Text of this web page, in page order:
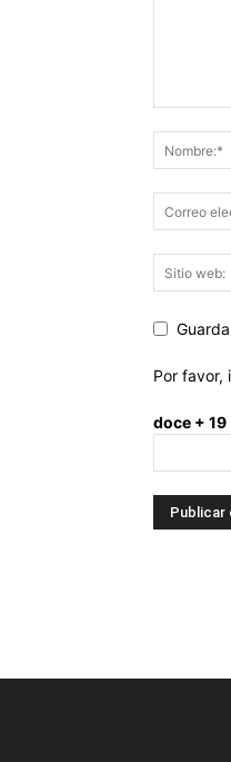
Por favor,
doce + 19